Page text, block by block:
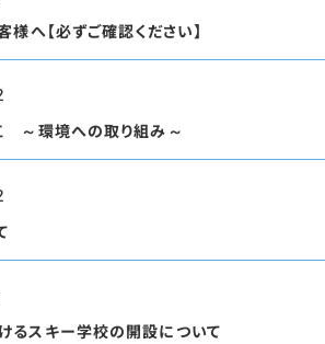
様へ【必ずご確認ください】
～環境への取り組み～
るスキー学校の開設について